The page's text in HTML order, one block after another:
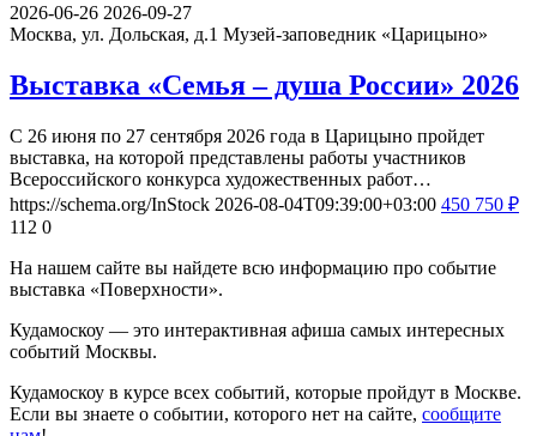
2026-06-26 2026-09-27
Москва, ул. Дольская, д.1 Музей-заповедник «Царицыно»
Выставка «Семья – душа России» 2026
С 26 июня по 27 сентября 2026 года в Царицыно пройдет
выставка, на которой представлены работы участников
Всероссийского конкурса художественных работ…
https://schema.org/InStock 2026-08-04T09:39:00+03:00 450 750 ₽
112 0
На нашем сайте вы найдете всю информацию про событие
выставка «Поверхности».
Кудамоскоу — это интерактивная афиша самых интересных
событий Москвы.
Кудамоскоу в курсе всех событий, которые пройдут в Москве.
Если вы знаете о событии, которого нет на сайте, сообщите